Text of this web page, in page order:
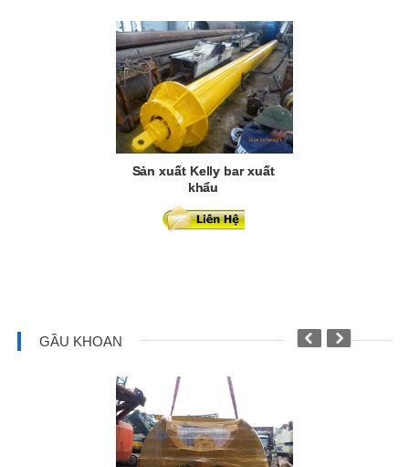
Sản xuất Kelly bar xuất
khẩu
GẦU KHOAN